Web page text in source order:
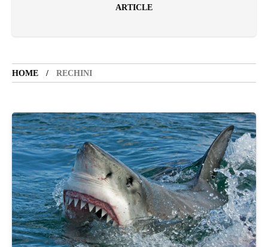
ARTICLE
HOME RECHINI
CONTENT
TRAVEL
SANATATE
SI
INGRIJIRE
ISTORIE